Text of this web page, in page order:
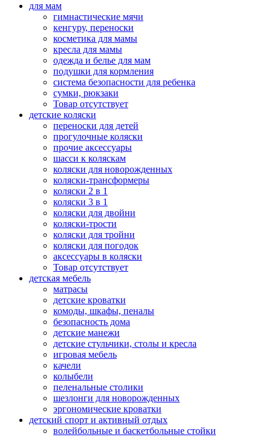
для мам
гимнастические мячи
кенгуру, переноски
косметика для мамы
кресла для мамы
одежда и белье для мам
подушки для кормления
система безопасности для ребенка
сумки, рюкзаки
Товар отсутствует
детские коляски
переноски для детей
прогулочные коляски
прочие аксессуары
шасси к коляскам
коляски для новорожденных
коляски-трансформеры
коляски 2 в 1
коляски 3 в 1
коляски для двойни
коляски-трости
коляски для тройни
коляски для погодок
аксессуары в коляски
Товар отсутствует
детская мебель
матрасы
детские кроватки
комоды, шкафы, пеналы
безопасность дома
детские манежи
детские стульчики, столы и кресла
игровая мебель
качели
колыбели
пеленальные столики
шезлонги для новорожденных
эргономические кроватки
детский спорт и активный отдых
волейбольные и баскетбольные стойки